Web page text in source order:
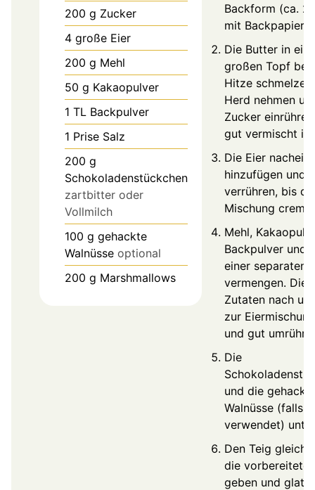
200 g Zucker
4 große Eier
200 g Mehl
50 g Kakaopulver
1 TL Backpulver
1 Prise Salz
200 g
Schokoladenstückchen
zartbitter oder
Vollmilch
100 g gehackte
Walnüsse optional
200 g Marshmallows
Backform (ca.
mit Backpapier
Die Butter in
großen Topf bei
Hitze
Herd nehmen
Zucker
gut vermischt
Die Eier
hinzufügen und
verrühren, bis
Mischung
Mehl,
Backpulver und
einer separaten
vermengen. Die
Zutaten nach
zur
und gut
Die
und die
Walnüsse (falls
verwendet)
Den Teig
die vorbereitete
geben und glatt